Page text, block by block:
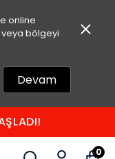
online
bölgeyi
Devam
0